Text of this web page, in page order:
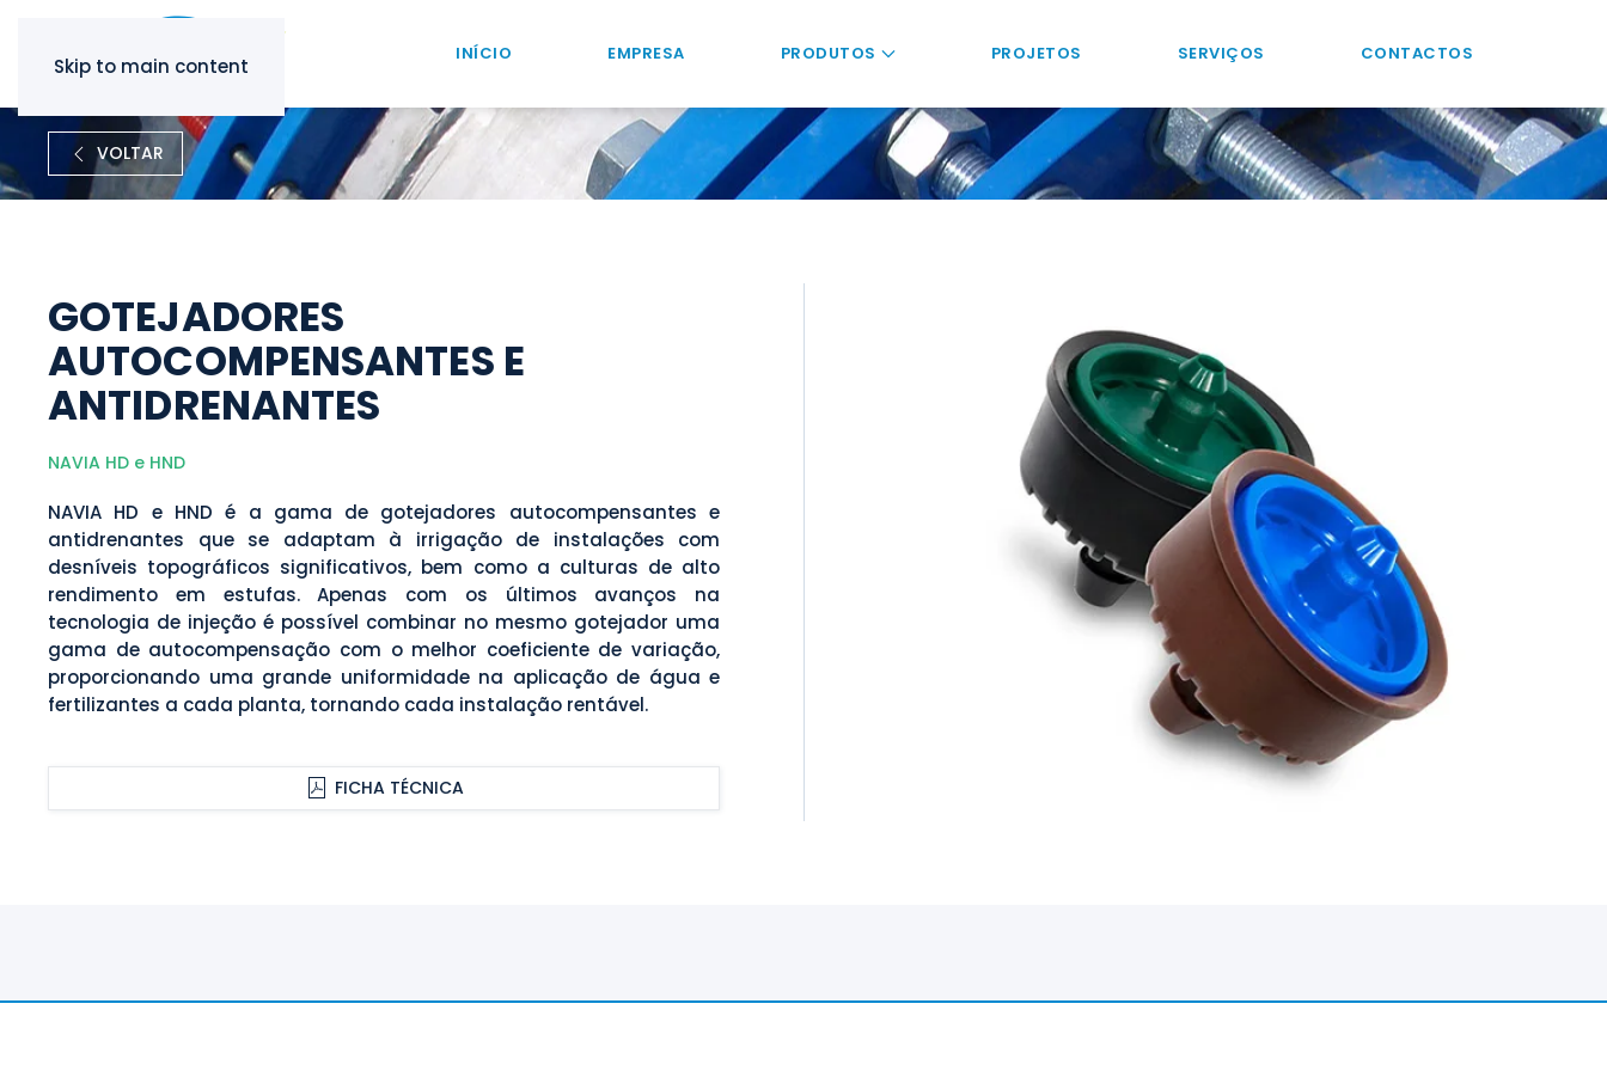
Skip to main content
INÍCIO EMPRESA PRODUTOS PROJETOS SERVIÇOS CONTACTOS
VOLTAR
GOTEJADORES
AUTOCOMPENSANTES E
ANTIDRENANTES
NAVIA HD e HND
NAVIA HD e HND é a gama de gotejadores autocompensantes e
antidrenantes que se adaptam à irrigação de instalações com
desníveis topográficos significativos, bem como a culturas de alto
rendimento em estufas. Apenas com os últimos avanços na
tecnologia de injeção é possível combinar no mesmo gotejador uma
gama de autocompensação com o melhor coeficiente de variação,
proporcionando uma grande uniformidade na aplicação de água e
fertilizantes a cada planta, tornando cada instalação rentável.
FICHA TÉCNICA